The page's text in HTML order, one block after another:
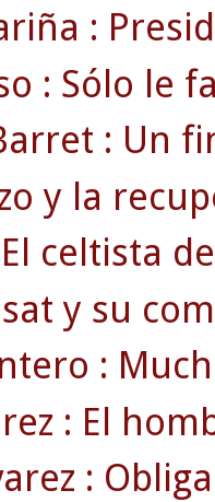
:
: Sólo le
: Un
y la
celtista
y su
:
: El
: